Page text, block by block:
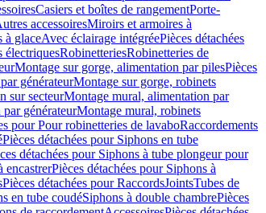
Casiers et boîtes de rangementPorte-
accessoiresMiroirs et armoires à
à glaceAvec éclairage intégréePièces détachées
électriquesRobinetteriesRobinetteries de
Montage sur gorge, alimentation par pilesPièces
générateurMontage sur gorge, robinets
sur secteurMontage mural, alimentation par
générateurMontage mural, robinets
pour Pour robinetteries de lavaboRaccordements
Pièces détachées pour Siphons en tube
détachées pour Siphons à tube plongeur pour
encastrerPièces détachées pour Siphons à
Pièces détachées pour RaccordsJointsTubes de
en tube coudéSiphons à double chambrePièces